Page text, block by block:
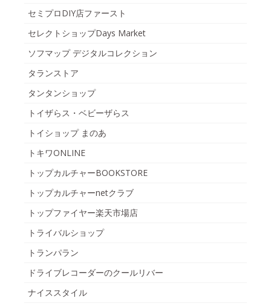
セミプロDIY店ファースト
セレクトショップDays Market
ソフマップ デジタルコレクション
タランストア
タンタンショップ
トイザらス・ベビーザらス
トイショップ まのあ
トキワONLINE
トップカルチャーBOOKSTORE
トップカルチャーnetクラブ
トップファイヤー楽天市場店
トライバルショップ
トランパラン
ドライブレコーダーのクールリバー
ナイススタイル